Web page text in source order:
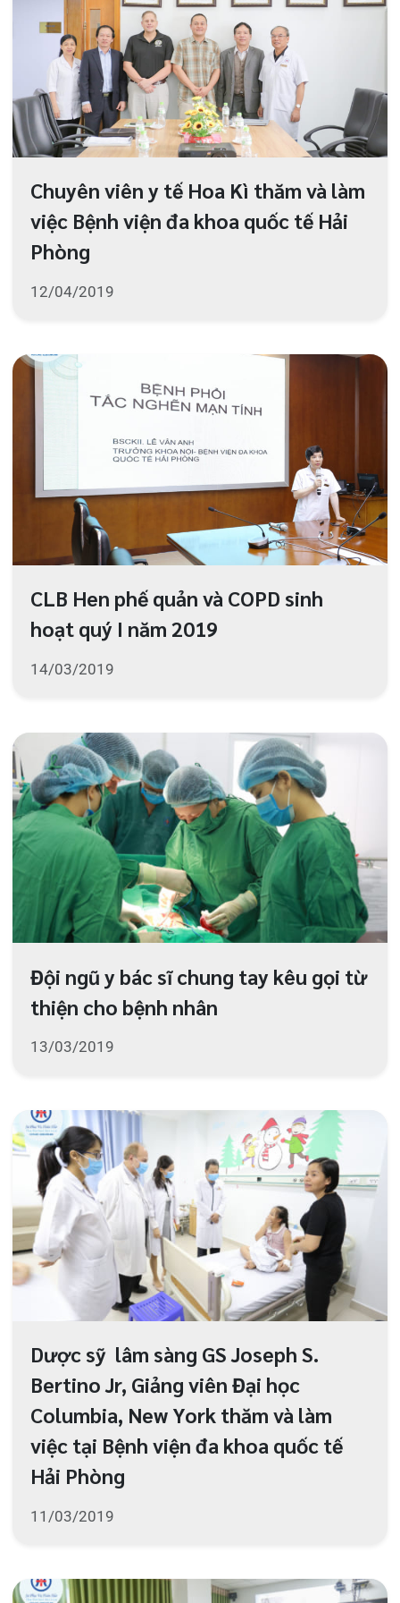
Khoa Hô hấp – Nội tiết – Bệnh nhiệt đới
Khoa Cơ xương khớp – Thận tiết niệu – Dị
ứng miễn dịch
Khoa Tiêu hóa
Khoa Ung Bướu
Khoa Thần kinh – Đột quỵ
Khoa Thận nhân tạo
Chuyên viên y tế Hoa Kì thăm và làm
việc Bệnh viện đa khoa quốc tế Hải
Phòng
12/04/2019
CLB Hen phế quản và COPD sinh
hoạt quý I năm 2019
Đội ngũ y bác sĩ chung tay kêu gọi từ
13/03/2019
Dược sỹ lâm sàng GS Joseph S.
Bertino Jr, Giảng viên Đại học
Columbia, New York thăm và làm
11/03/2019
Khai giảng Khóa học 3 tháng “Siêu
âm tổng quát”
06/03/2019